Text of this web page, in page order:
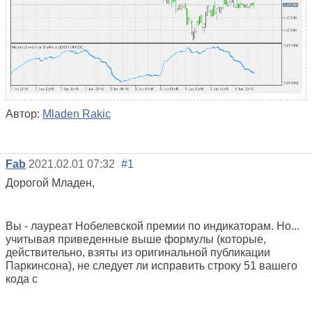
Автор: Mladen Rakic
Fab 2021.02.01 07:32 #1
Дорогой Младен,
Вы - лауреат Нобелевской премии по индикаторам. Но...
учитывая приведенные выше формулы (которые,
действительно, взяты из оригинальной публикации
Паркинсона), не следует ли исправить строку 51 вашего
кода с